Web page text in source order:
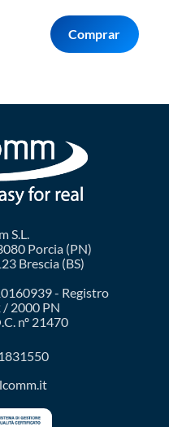
Comprar
S.L.
Porcia (PN)
Brescia (BS)
- Registro
2000 PN
nº 21470